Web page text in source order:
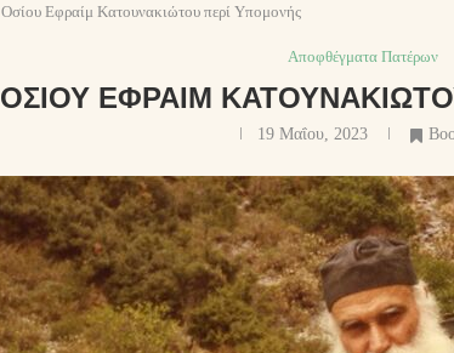
Οσίου Εφραίμ Κατουνακιώτου περί Υπομονής
Αποφθέγματα Πατέρων
ΟΣΊΟΥ ΕΦΡΑΊΜ
19 Μαΐου, 2023